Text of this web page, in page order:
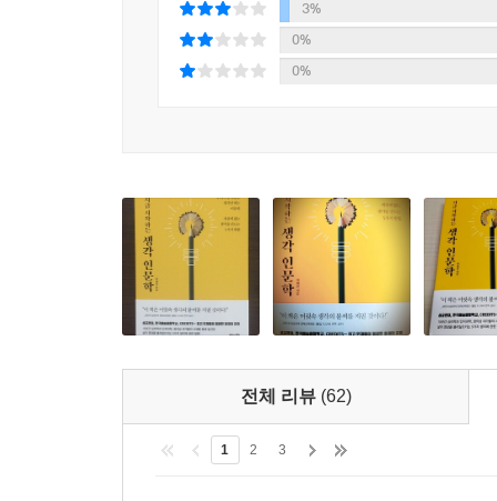
책에 담긴 다섯 가지 질문은 창의적인 생각의
모방은 창조의 뿌리가 된다. 이어서 몰입은 생각
발현될지 시행착오를 거치며 살펴보는 실험 과
공유하고자 하는 성장의 욕구를 지녔기 때문’이
책은 그 기대를 충분히 채울 것이다.
3%
0%
0%
전체 리뷰 (62)
1 2 3